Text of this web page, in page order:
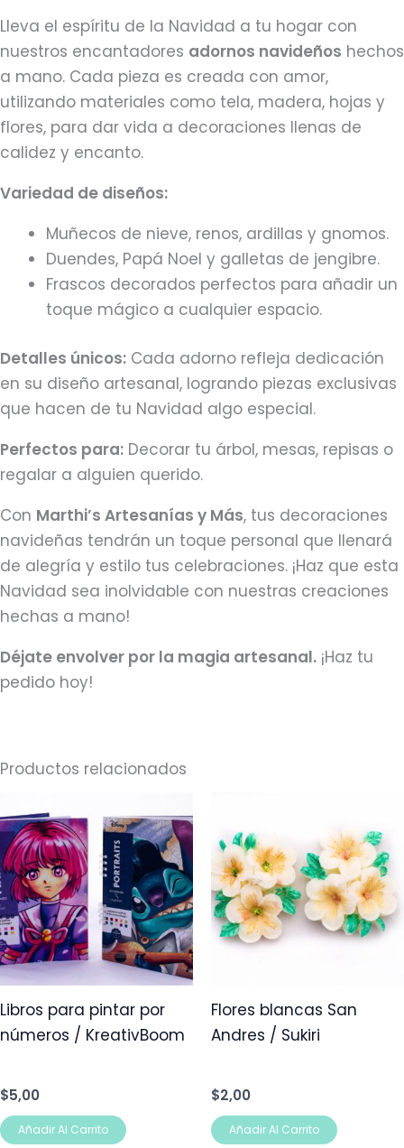
Lleva el espíritu de la Navidad a tu hogar con
nuestros encantadores adornos navideños hechos
a mano. Cada pieza es creada con amor,
utilizando materiales como tela, madera, hojas y
flores, para dar vida a decoraciones llenas de
calidez y encanto.
Variedad de diseños:
Muñecos de nieve, renos, ardillas y gnomos.
Duendes, Papá Noel y galletas de jengibre.
Frascos decorados perfectos para añadir un
toque mágico a cualquier espacio.
Detalles únicos: Cada adorno refleja dedicación
en su diseño artesanal, logrando piezas exclusivas
que hacen de tu Navidad algo especial.
Perfectos para: Decorar tu árbol, mesas, repisas o
regalar a alguien querido.
Con Marthi’s Artesanías y Más, tus decoraciones
navideñas tendrán un toque personal que llenará
de alegría y estilo tus celebraciones. ¡Haz que esta
Navidad sea inolvidable con nuestras creaciones
hechas a mano!
Déjate envolver por la magia artesanal. ¡Haz tu
pedido hoy!
Productos relacionados
Libros para pintar por
números / KreativBoom
$5,00
Añadir Al Carrito
Flores blancas San
Andres / Sukiri
$2,00
Añadir Al Carrito